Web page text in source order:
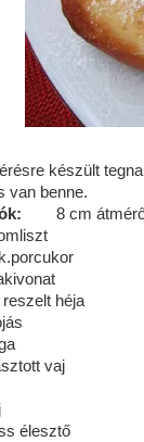
készült
van benne.
8 cm
héja
vaj
élesztő